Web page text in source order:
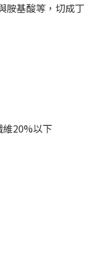
胺基酸等，切成丁
20%以下